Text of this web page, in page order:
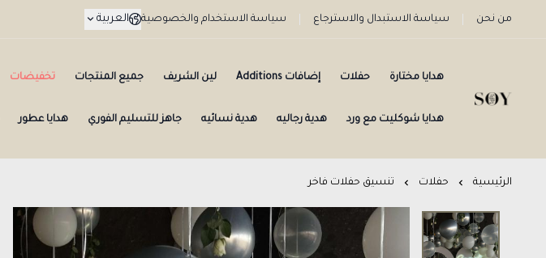
من نحن سياسة الاستبدال والاسترجاع سياسة الاستخدام والخصوصية العربية
هدايا مختارة حفلات إضافات Additions لين الشريف جميع المنتجات تخفيضات
هدايا شوكليت مع ورد هدية رجاليه هدية نسائيه جاهز للتسليم الفوري هدايا عطور
الرئيسية حفلات تنسيق حفلات فاخر